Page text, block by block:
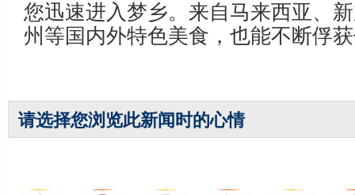
您迅速进入梦乡。来自马来西亚、
州等国内外特色美食，也能不断俘
请选择您浏览此新闻时的心情